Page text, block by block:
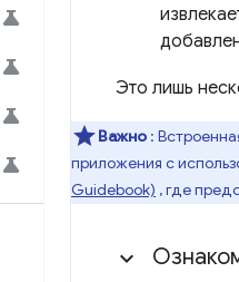
Это лишь
Важно :
приложения с
Guidebook) , где